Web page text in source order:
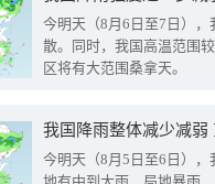
今明天（8月6日至7日）
散。同时，我国高温范围
区将有大范围桑拿天。
我国降雨整体减少减弱
今明天（8月5日至6日）